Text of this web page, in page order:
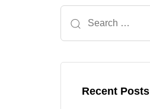
Recent Posts